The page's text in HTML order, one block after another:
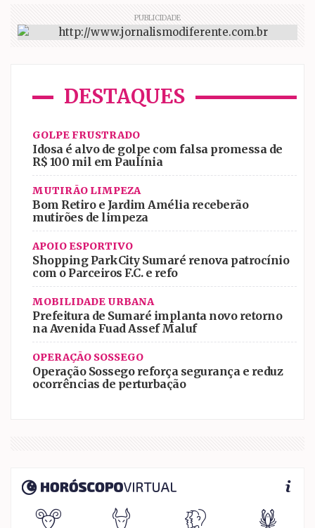
PUBLICIDADE
DESTAQUES
GOLPE FRUSTRADO
Idosa é alvo de golpe com falsa promessa de
R$ 100 mil em Paulínia
MUTIRÃO LIMPEZA
Bom Retiro e Jardim Amélia receberão
mutirões de limpeza
APOIO ESPORTIVO
Shopping ParkCity Sumaré renova patrocínio
com o Parceiros F.C. e refo
MOBILIDADE URBANA
Prefeitura de Sumaré implanta novo retorno
na Avenida Fuad Assef Maluf
OPERAÇÃO SOSSEGO
Operação Sossego reforça segurança e reduz
ocorrências de perturbação